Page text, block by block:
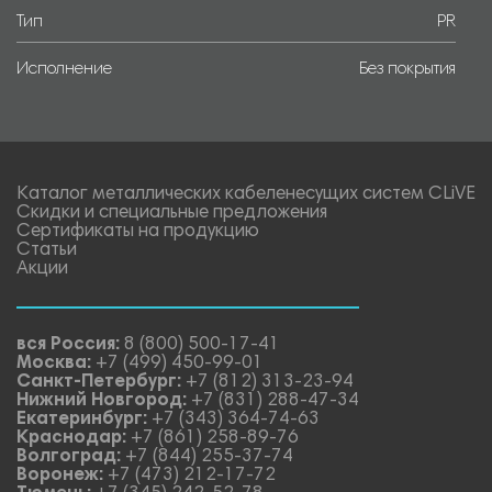
Тип PR
Исполнение Без покрытия
Каталог металлических кабеленесущих систем CLiVE
Скидки и специальные предложения
Сертификаты на продукцию
Статьи
Акции
вся Россия: 8 (800) 500-17-41
Москва: +7 (499) 450-99-01
Санкт-Петербург: +7 (812) 313-23-94
Нижний Новгород: +7 (831) 288-47-34
Екатеринбург: +7 (343) 364-74-63
Краснодар: +7 (861) 258-89-76
Волгоград: +7 (844) 255-37-74
Воронеж: +7 (473) 212-17-72